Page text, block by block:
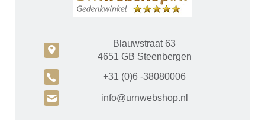
c
Blauwstraat 63
4651 GB Steenbergen
A +31 (0)6 -38080006
H info@urnwebshop.nl